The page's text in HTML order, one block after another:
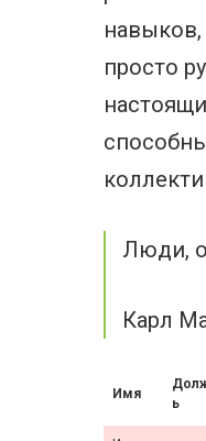
навыков,
просто
Люди,
Карл
Имя
ь